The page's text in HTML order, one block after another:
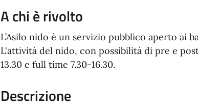
A chi è rivolto
L’Asilo nido è un servizio pubblico aperto ai
L'attività del nido, con possibilità di pre e
13.30 e full time 7.30-16.30.
Descrizione